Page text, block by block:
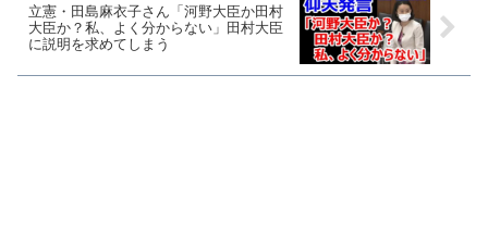
立憲・田島麻衣子さん「河野大臣か田村
大臣か？私、よく分からない」田村大臣
に説明を求めてしまう